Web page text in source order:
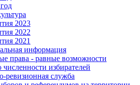
2023
2022
2021
информация
права - равные возможности
численности избирателей
ревизионная служба